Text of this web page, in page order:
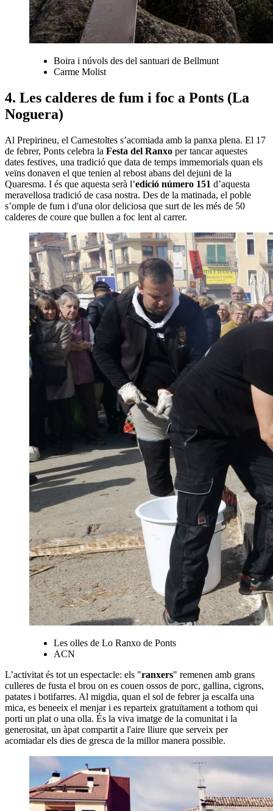
Boira i núvols des del santuari de Bellmunt
Carme Molist
4. Les calderes de fum i foc a Ponts (La
Noguera)
Al Prepirineu, el Carnestoltes s’acomiada amb la panxa plena. El 17
de febrer, Ponts celebra la Festa del Ranxo per tancar aquestes
dates festives, una tradició que data de temps immemorials quan els
veïns donaven el que tenien al rebost abans del dejuni de la
Quaresma. I és que aquesta serà l’edició número 151 d’aquesta
meravellosa tradició de casa nostra. Des de la matinada, el poble
s’omple de fum i d'una olor deliciosa que surt de les més de 50
calderes de coure que bullen a foc lent al carrer.
Les olles de Lo Ranxo de Ponts
ACN
L’activitat és tot un espectacle: els "ranxers" remenen amb grans
culleres de fusta el brou on es couen ossos de porc, gallina, cigrons,
patates i botifarres. Al migdia, quan el sol de febrer ja escalfa una
mica, es beneeix el menjar i es reparteix gratuïtament a tothom qui
porti un plat o una olla. És la viva imatge de la comunitat i la
generositat, un àpat compartit a l'aire lliure que serveix per
acomiadar els dies de gresca de la millor manera possible.